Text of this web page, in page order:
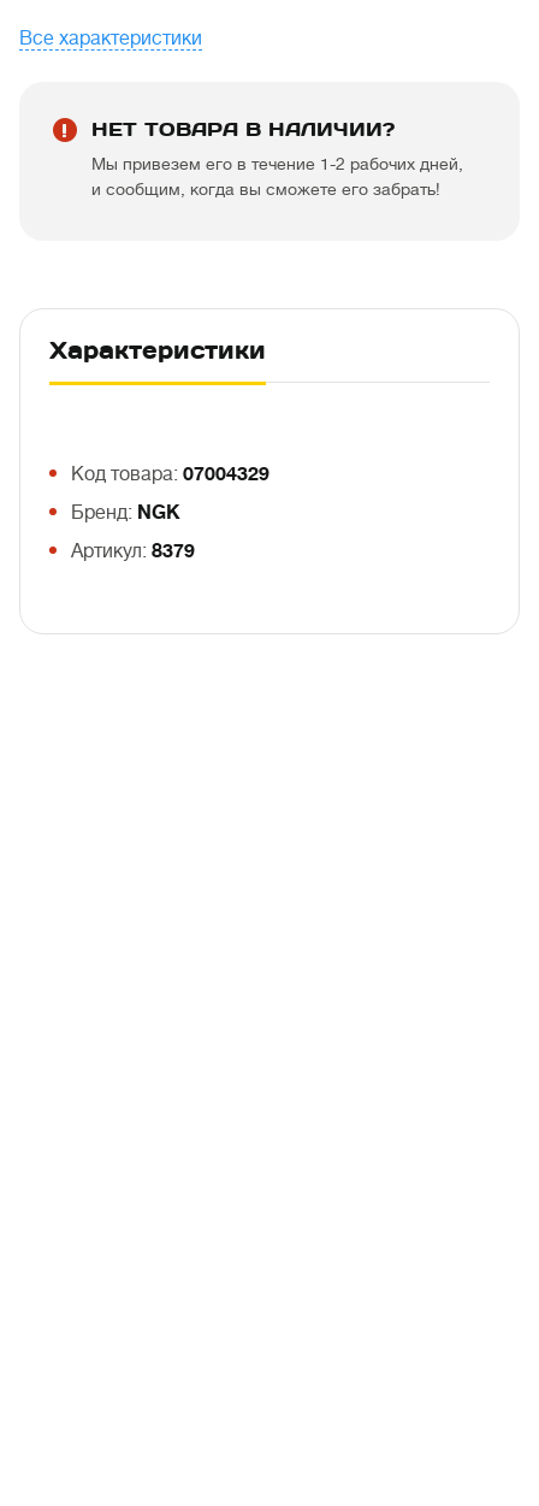
Все характеристики
НЕТ ТОВАРА В НАЛИЧИИ?
Мы привезем его в течение 1-2 рабочих дней,
и сообщим, когда вы сможете его забрать!
Характеристики
Код товара: 07004329
Бренд: NGK
Артикул: 8379